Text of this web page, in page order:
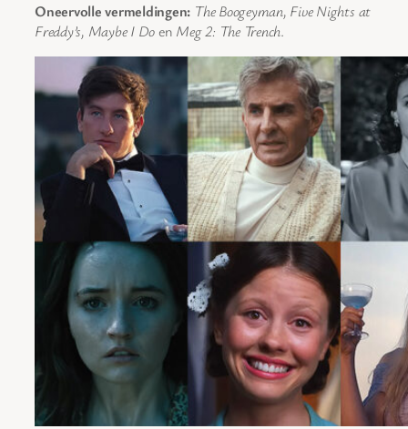
Oneervolle vermeldingen: The Boogeyman, Five Nights at
Freddy’s, Maybe I Doen Meg 2: The Trench.